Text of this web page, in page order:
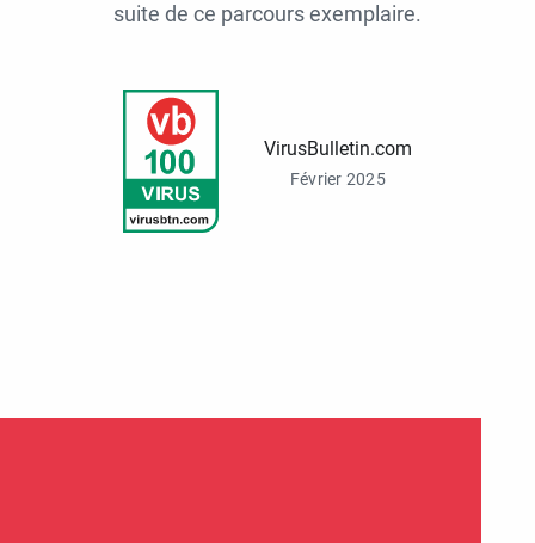
suite de ce parcours exemplaire.
VirusBulletin.com
Février 2025